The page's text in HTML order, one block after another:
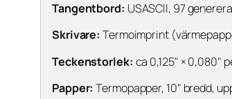
Tangentbord: USASCII, 97
Skrivare: Termoimprint
Teckenstorlek: ca 0,125" × 0,080"
Papper: Termopapper, 10" bredd,